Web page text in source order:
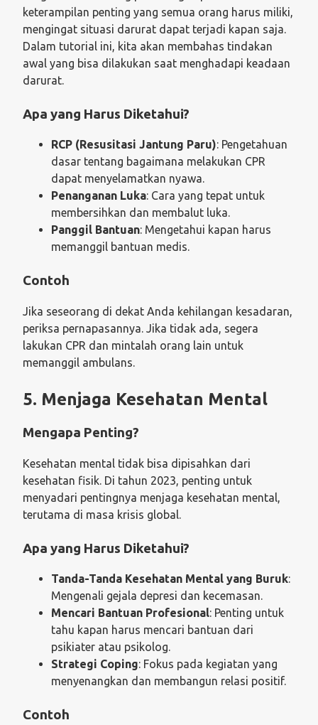
keterampilan penting yang semua orang harus miliki,
mengingat situasi darurat dapat terjadi kapan saja.
Dalam tutorial ini, kita akan membahas tindakan
awal yang bisa dilakukan saat menghadapi keadaan
darurat.
Apa yang Harus Diketahui?
RCP (Resusitasi Jantung Paru): Pengetahuan
dasar tentang bagaimana melakukan CPR
dapat menyelamatkan nyawa.
Penanganan Luka: Cara yang tepat untuk
membersihkan dan membalut luka.
Panggil Bantuan: Mengetahui kapan harus
memanggil bantuan medis.
Contoh
Jika seseorang di dekat Anda kehilangan kesadaran,
periksa pernapasannya. Jika tidak ada, segera
lakukan CPR dan mintalah orang lain untuk
memanggil ambulans.
5. Menjaga Kesehatan Mental
Mengapa Penting?
Kesehatan mental tidak bisa dipisahkan dari
kesehatan fisik. Di tahun 2023, penting untuk
menyadari pentingnya menjaga kesehatan mental,
terutama di masa krisis global.
Apa yang Harus Diketahui?
Tanda-Tanda Kesehatan Mental yang Buruk:
Mengenali gejala depresi dan kecemasan.
Mencari Bantuan Profesional: Penting untuk
tahu kapan harus mencari bantuan dari
psikiater atau psikolog.
Strategi Coping: Fokus pada kegiatan yang
menyenangkan dan membangun relasi positif.
Contoh